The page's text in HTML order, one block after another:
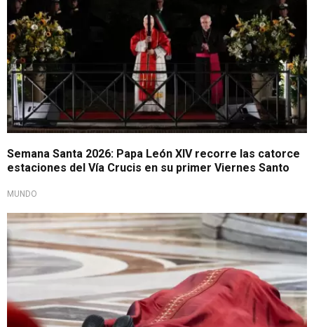
Semana Santa 2026: Papa León XIV recorre las catorce
estaciones del Vía Crucis en su primer Viernes Santo
MUNDO
Conmemoración de la Pasión y Muerte de Cristo